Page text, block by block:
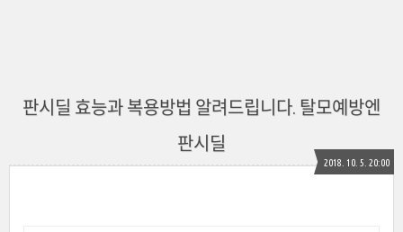
판시딜 효능과 복용방법 알려드립니다. 탈모예방엔
판시딜
2018. 10. 5. 20:00